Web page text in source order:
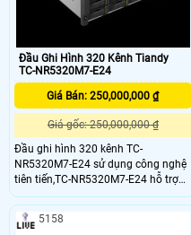
Đầu Ghi Hình 320 Kênh Tiandy
TC-NR5320M7-E24
Giá Bán: 250,000,000 ₫
Giá gốc: 250,000,000 ₫
Đầu ghi hình 320 kênh TC-
NR5320M7-E24 sử dụng công nghệ
tiên tiến,TC-NR5320M7-E24 hỗ trợ
xem lại qua mạng từ xa,TC-
NR5320M7-E24 cải thiện tuổi thọ
cho hệ thống đáng kể, TC-
5158